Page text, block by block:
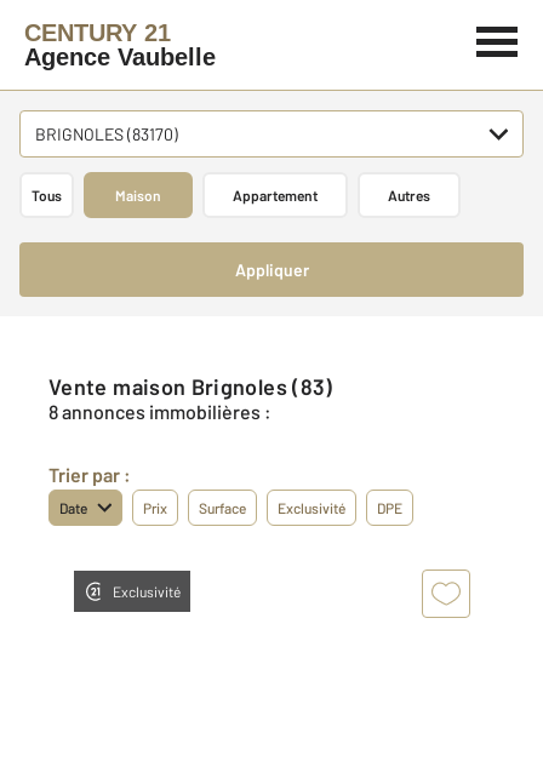
CENTURY 21
Agence Vaubelle
BRIGNOLES (83170)
Tous Maison Appartement Autres
Appliquer
Vente maison Brignoles (83)
8 annonces immobilières :
Trier par :
Date Prix Surface Exclusivité DPE
Exclusivité